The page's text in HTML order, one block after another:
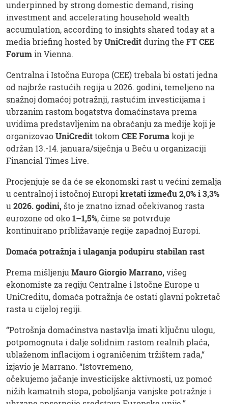
underpinned by strong domestic demand, rising
investment and accelerating household wealth
accumulation, according to insights shared today at a
media briefing hosted byUniCreditduring the FT CEE
Forumin Vienna.
Centralna i Istočna Europa (CEE) trebala bi ostati jedna
od najbrže rastućih regija u 2026. godini, temeljeno na
snažnoj domaćoj potražnji, rastućim investicijama i
ubrzanim rastom bogatstva domaćinstava prema
uvidima predstavljenim na obraćanju za medije koji je
organizovaoUniCredittokom CEE Forumakoji je
održan 13.-14. januara/siječnja u Beču u organizaciji
Financial Times Live.
Procjenjuje se da će se ekonomski rast u većini zemalja
u centralnoj i istočnoj Europi kretati između 2,0% i 3,3%
u 2026. godini, što je znatno iznad očekivanog rasta
eurozone od oko1–1,5%, čime se potvrđuje
kontinuirano približavanje regije zapadnoj Europi.
Domaća potražnja i ulaganja podupiru stabilan rast
Prema mišljenju Mauro Giorgio Marrano,višeg
ekonomiste za regiju Centralne i Istočne Europe u
UniCreditu, domaća potražnja će ostati glavni pokretač
rasta u cijeloj regiji.
“Potrošnja domaćinstva nastavlja imati ključnu ulogu,
potpomognuta i dalje solidnim rastom realnih plaća,
ublaženom inflacijom i ograničenim tržištem rada,“
izjavio je Marrano. “Istovremeno,
očekujemo jačanje investicijske aktivnosti, uz pomoć
nižih kamatnih stopa, poboljšanja vanjske potražnje i